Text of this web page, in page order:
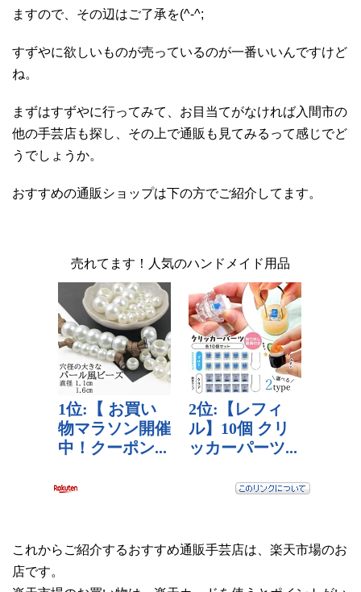
ますので、その辺はご了承を(^-^;
すずやに欲しいものが売っているのが一番いいんですけど
ね。
まずはすずやに行ってみて、お目当てがなければ入間市の
他の手芸店も探し、その上で通販も見てみるって感じでど
うでしょうか。
おすすめの通販ショップは下の方でご紹介してます。
売れてます！人気のハンドメイド用品
これからご紹介するおすすめ通販手芸店は、楽天市場のお
店です。